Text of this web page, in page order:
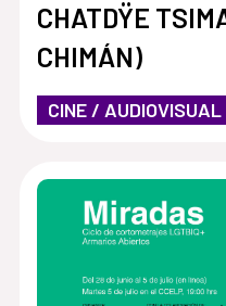
CHATDŸE
CHIMÁN)
CINE / AUDIOVISUAL